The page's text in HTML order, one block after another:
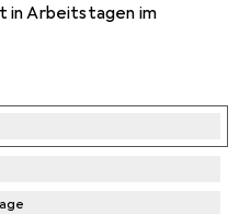
in Arbeitstagen im